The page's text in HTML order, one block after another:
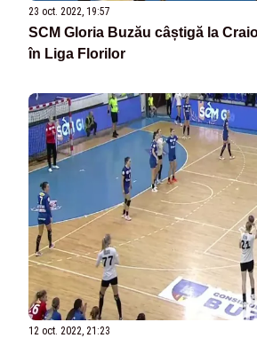
23 oct. 2022, 19:57
SCM Gloria Buzău câștigă la
în Liga Florilor
12 oct. 2022, 21:23